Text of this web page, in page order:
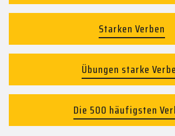
Starken Verben
Übungen starke
Die 500 häufigsten